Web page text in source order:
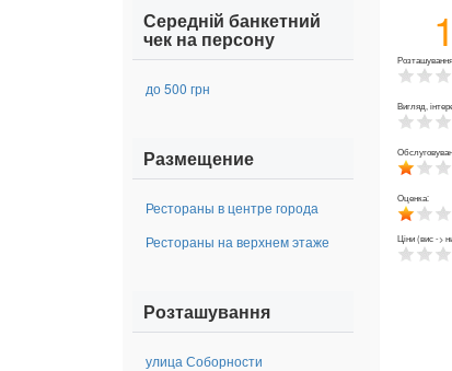
Середній банкетний
чек на персону
до 500 грн
Размещение
Рестораны в центре города
Рестораны на верхнем этаже
Розташування
улица Соборности
1
Вигляд,
Оценка:
Ціни (вис ->